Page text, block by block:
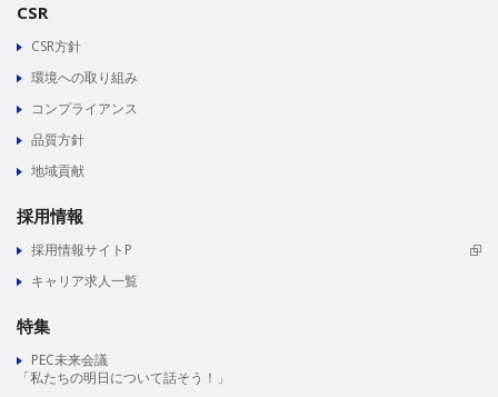
CSR
CSR方針
環境への取り組み
コンプライアンス
品質方針
地域貢献
採用情報
採用情報サイトP
キャリア求人一覧
特集
PEC未来会議
「私たちの明日について話そう！」